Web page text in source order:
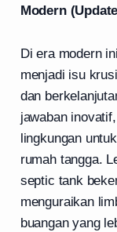
Modern
Di era modern
menjadi isu
dan
jawaban
lingkungan
rumah tangga.
septic tank
menguraikan
buangan yang